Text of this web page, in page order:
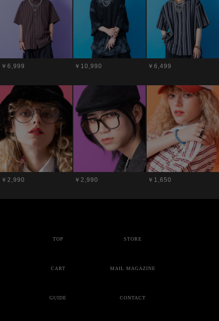
￥6,999 ￥10,990 ￥6,499
￥2,990 ￥2,990 ￥1,650
TOP STORE
CART MAIL MAGAZINE
GUIDE CONTACT